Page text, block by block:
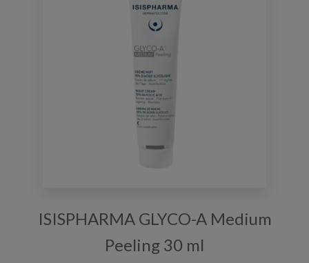
ISISPHARMA GLYCO-A Medium
Peeling 30 ml